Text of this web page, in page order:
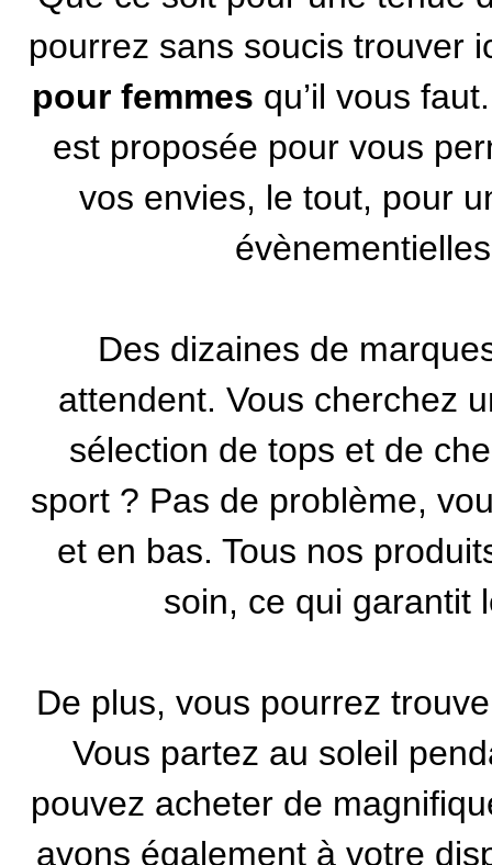
pourrez sans soucis trouver
pour femmes qu’il vous
est proposée pour vous
vos envies, le tout, pour
évènementielles
Des dizaines de
attendent. Vous cherchez
sélection de tops et de
sport ? Pas de problème,
et en bas. Tous nos
soin, ce qui garantit
De plus, vous pourrez
Vous partez au soleil
pouvez acheter de
avons également à votre